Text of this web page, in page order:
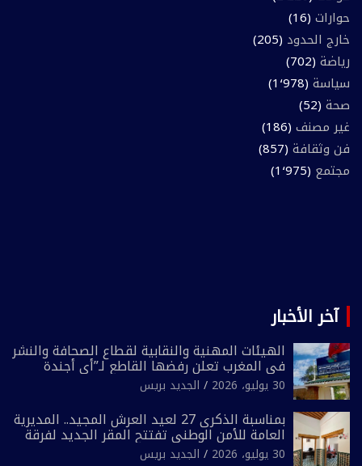
حوارات (16)
خارج الحدود (205)
رياضة (702)
سياسة (1٬978)
صحة (52)
غير مصنف (186)
فن وثقافة (857)
مجتمع (1٬975)
آخر الأخبار
الهيئات المهنية والنقابية لقطاع الصحافة والنشر
في المغرب تعلن رفضها القاطع لـ”أي أجندة
انتخابية مُعدة على مقاس سياسي ومصلحي
ضيق”
30 يوليو، 2026 الجديد بريس
بمناسبة الذكرى 27 لعيد العرش المجيد.. المديرية
العامة للأمن الوطني تفتتح المقر الجديد لفرقة
الشرطة السياحية بفاس
30 يوليو، 2026 الجديد بريس